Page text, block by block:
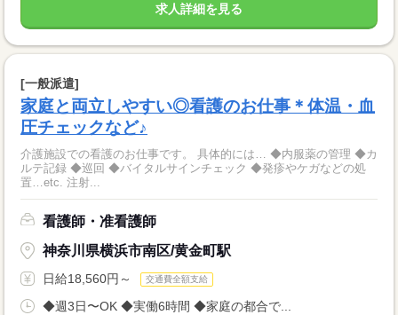
求人詳細を見る
[一般派遣]
家庭と両立しやすい◎看護のお仕事＊体温・血
圧チェックなど♪
介護施設での看護のお仕事です。 具体的には… ◆内服薬の管理 ◆カ
ルテ記録 ◆巡回 ◆バイタルサインチェック ◆発疹やケガなどの処
置…etc. 注射...
看護師・准看護師
神奈川県横浜市南区/黄金町駅
日給18,560円～ 交通費全額支給
◆週3日〜OK ◆実働6時間 ◆家庭の都合で...